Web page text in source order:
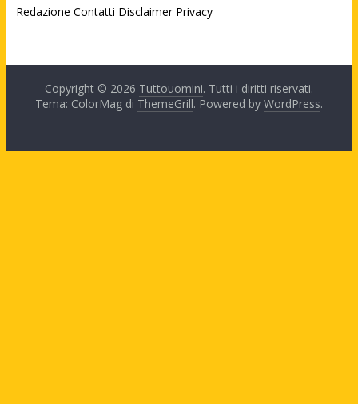
Redazione Contatti Disclaimer Privacy
Copyright © 2026 Tuttouomini. Tutti i diritti riservati.
Tema: ColorMag di ThemeGrill. Powered by WordPress.